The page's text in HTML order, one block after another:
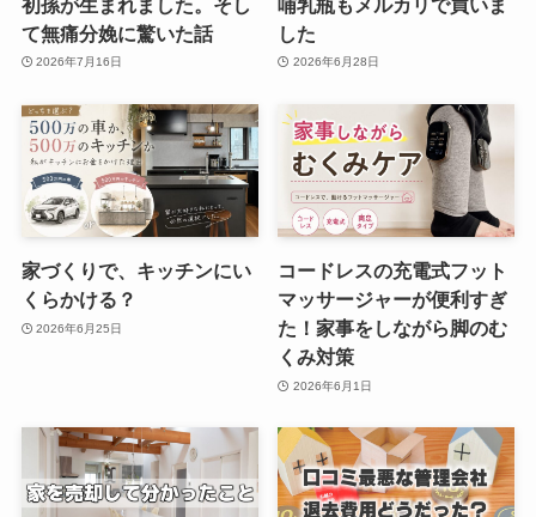
初孫が生まれました。そし
て無痛分娩に驚いた話
2026年7月16日
哺乳瓶もメルカリで買いま
した
2026年6月28日
家づくりで、キッチンにい
くらかける？
2026年6月25日
コードレスの充電式フット
マッサージャーが便利すぎ
た！家事をしながら脚のむ
くみ対策
2026年6月1日